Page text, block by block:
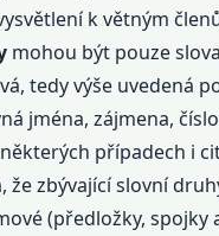
k větným
mohou být pouze slova
tedy výše uvedená
jména, zájmena,
případech i
že zbývající slovní
(předložky, spojky